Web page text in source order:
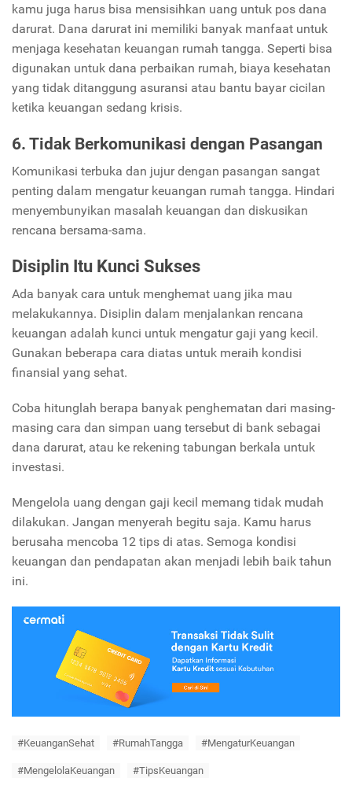
kamu juga harus bisa mensisihkan uang untuk pos dana
darurat. Dana darurat ini memiliki banyak manfaat untuk
menjaga kesehatan keuangan rumah tangga. Seperti bisa
digunakan untuk dana perbaikan rumah, biaya kesehatan
yang tidak ditanggung asuransi atau bantu bayar cicilan
ketika keuangan sedang krisis.
6. Tidak Berkomunikasi dengan Pasangan
Komunikasi terbuka dan jujur dengan pasangan sangat
penting dalam mengatur keuangan rumah tangga. Hindari
menyembunyikan masalah keuangan dan diskusikan
rencana bersama-sama.
Disiplin Itu Kunci Sukses
Ada banyak cara untuk menghemat uang jika mau
melakukannya. Disiplin dalam menjalankan rencana
keuangan adalah kunci untuk mengatur gaji yang kecil.
Gunakan beberapa cara diatas untuk meraih kondisi
finansial yang sehat.
Coba hitunglah berapa banyak penghematan dari masing-
masing cara dan simpan uang tersebut di bank sebagai
dana darurat, atau ke rekening tabungan berkala untuk
investasi.
Mengelola uang dengan gaji kecil memang tidak mudah
dilakukan. Jangan menyerah begitu saja. Kamu harus
berusaha mencoba 12 tips di atas. Semoga kondisi
keuangan dan pendapatan akan menjadi lebih baik tahun
ini.
#KeuanganSehat #RumahTangga #MengaturKeuangan
#MengelolaKeuangan #TipsKeuangan